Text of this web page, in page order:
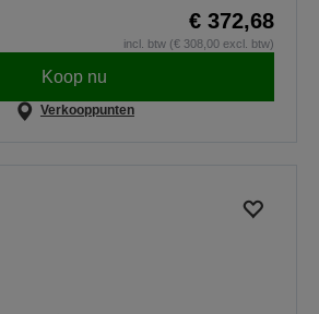
€ 372,68
incl. btw (€ 308,00 excl. btw)
Koop nu
Verkooppunten